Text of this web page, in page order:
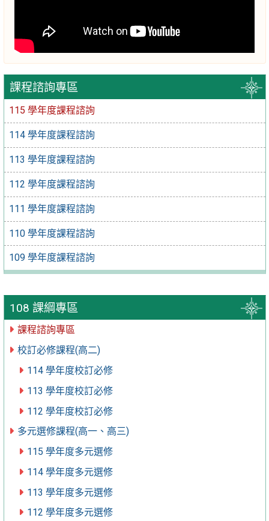
課程諮詢專區
115 學年度課程諮詢
114 學年度課程諮詢
113 學年度課程諮詢
112 學年度課程諮詢
111 學年度課程諮詢
110 學年度課程諮詢
109 學年度課程諮詢
108 課綱專區
課程諮詢專區
校訂必修課程(高二)
114 學年度校訂必修
113 學年度校訂必修
112 學年度校訂必修
多元選修課程(高一、高三)
115 學年度多元選修
114 學年度多元選修
113 學年度多元選修
112 學年度多元選修